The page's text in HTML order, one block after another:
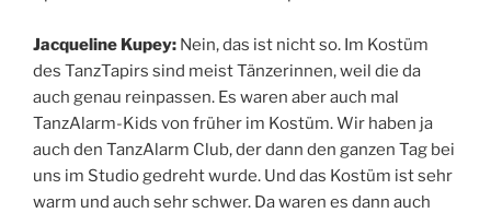
Jacqueline Kupey: Nein, das ist nicht so. Im Kostüm
des TanzTapirs sind meist Tänzerinnen, weil die da
auch genau reinpassen. Es waren aber auch mal
TanzAlarm-Kids von früher im Kostüm. Wir haben ja
auch den TanzAlarm Club, der dann den ganzen Tag bei
uns im Studio gedreht wurde. Und das Kostüm ist sehr
warm und auch sehr schwer. Da waren es dann auch